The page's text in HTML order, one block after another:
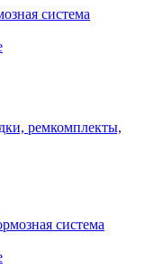
система
ремкомплекты,
система